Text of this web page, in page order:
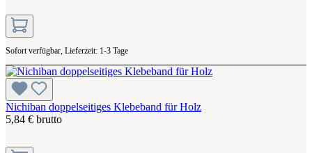
Sofort verfügbar, Lieferzeit: 1-3 Tage
Nichiban doppelseitiges Klebeband für Holz
5,84 € brutto